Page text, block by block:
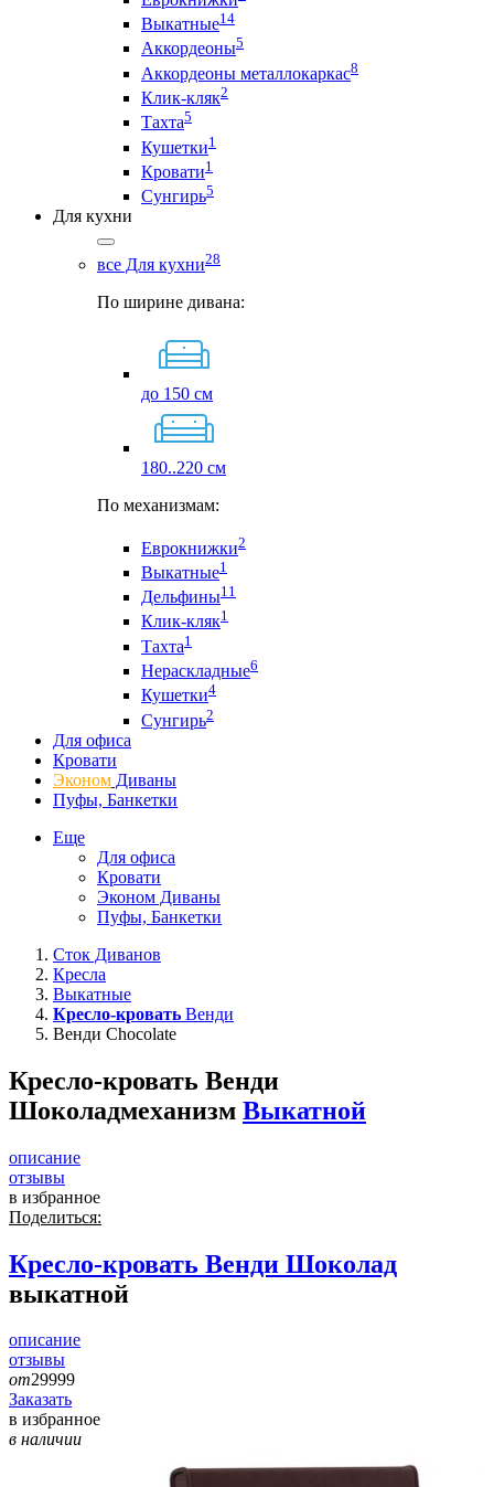
Выкатные14
Аккордеоны5
Аккордеоны металлокаркас8
Клик-кляк2
Тахта5
Кушетки1
Кровати1
Сунгирь5
Для кухни
все Для кухни28
По ширине дивана:
до 150 см
180..220 см
По механизмам:
Еврокнижки2
Выкатные1
Дельфины11
Клик-кляк1
Тахта1
Нераскладные6
Кушетки4
Сунгирь2
Для офиса
Кровати
Эконом Диваны
Пуфы, Банкетки
Еще
Для офиса
Кровати
Эконом Диваны
Пуфы, Банкетки
Сток Диванов
Кресла
Выкатные
Кресло-кровать Венди
Венди Chocolate
Кресло-кровать Венди
Шоколадмеханизм Выкатной
описание
отзывы
в избранное
Поделиться:
Кресло-кровать Венди Шоколад
выкатной
описание
отзывы
от29999
Заказать
в избранное
в наличии